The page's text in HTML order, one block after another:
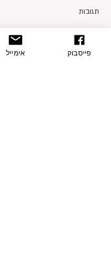
תגובות
כתיבת תגובה...
אימייל פייסבוק